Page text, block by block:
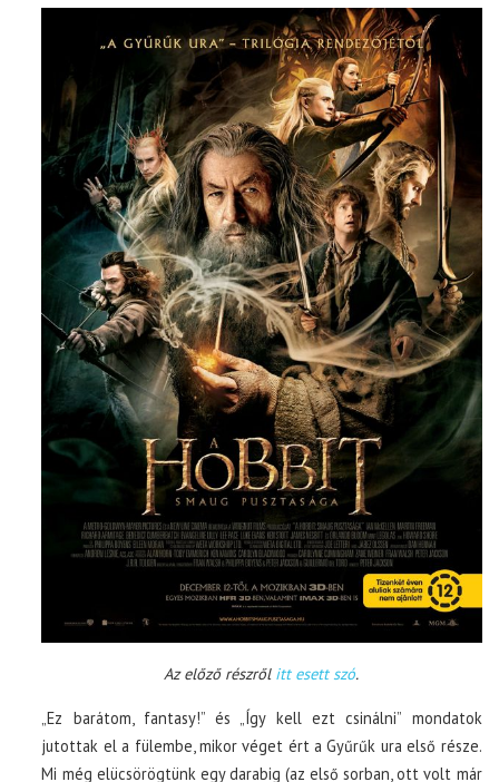
Az előző részről itt esett szó.
„Ez barátom, fantasy!” és „Így kell ezt csinálni” mondatok
jutottak el a fülembe, mikor véget ért a Gyűrűk ura első része.
Mi még elücsörögtünk egy darabig (az első sorban, ott volt már